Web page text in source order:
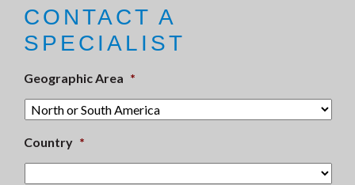
CONTACT A
SPECIALIST
Geographic Area *
Country *